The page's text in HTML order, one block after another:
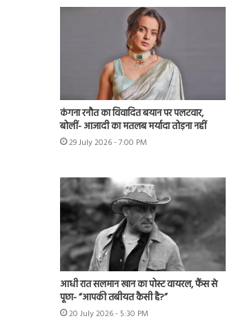
कंगना रनौत का विवादित बयान पर पलटवार,
बोलीं- आजादी का मतलब मर्यादा तोड़ना नहीं
29 July 2026 - 7:00 PM
आधी रात सलमान खान का पोस्ट वायरल, फैंस से
पूछा- “आपकी तबीयत कैसी है?”
20 July 2026 - 5:30 PM